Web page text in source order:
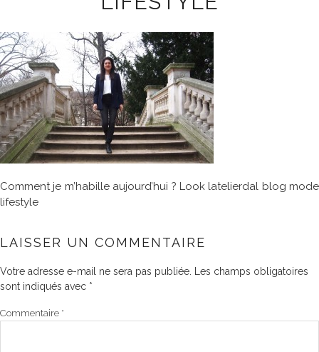
Comment je m’habille aujourd’hui ? Look latelierdal blog mode
lifestyle
LAISSER UN COMMENTAIRE
Votre adresse e-mail ne sera pas publiée.
Les champs obligatoires
sont indiqués avec *
Commentaire *